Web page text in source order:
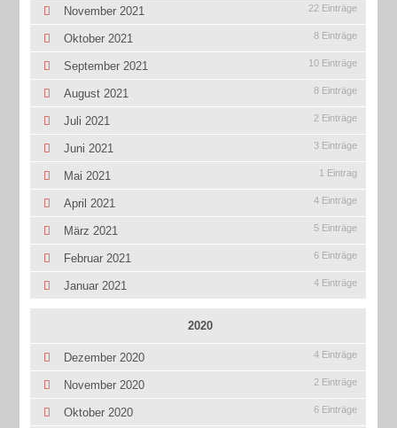
November 2021 22 Einträge
Oktober 2021 8 Einträge
September 2021 10 Einträge
August 2021 8 Einträge
Juli 2021 2 Einträge
Juni 2021 3 Einträge
Mai 2021 1 Eintrag
April 2021 4 Einträge
März 2021 5 Einträge
Februar 2021 6 Einträge
Januar 2021 4 Einträge
2020
Dezember 2020 4 Einträge
November 2020 2 Einträge
Oktober 2020 6 Einträge